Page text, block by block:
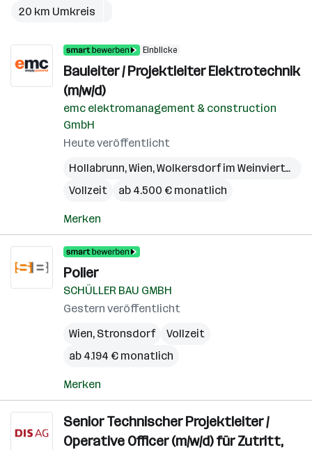
20 km Umkreis
Einblicke
Bauleiter / Projektleiter Elektrotechnik
(m/w/d)
emc elektromanagement & construction
GmbH
Heute veröffentlicht
Hollabrunn,Wien,Wolkersdorf im Weinviertel
Vollzeit
ab 4.500 € monatlich
Merken
Polier
SCHÜLLER BAU GMBH
Gestern veröffentlicht
Wien, Stronsdorf
Vollzeit
ab 4.194 € monatlich
Merken
Senior Technischer Projektleiter /
Operative Officer (m/w/d) für Zutritt,